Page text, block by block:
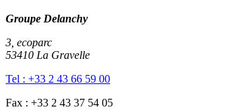
Groupe Delanchy
3, ecoparc
53410 La Gravelle
Tel : +33 2 43 66 59 00
Fax : +33 2 43 37 54 05